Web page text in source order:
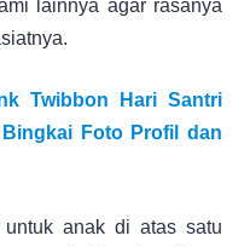
lainnya agar rasanya
Twibbon Hari Santri
Foto Profil dan
anak di atas satu